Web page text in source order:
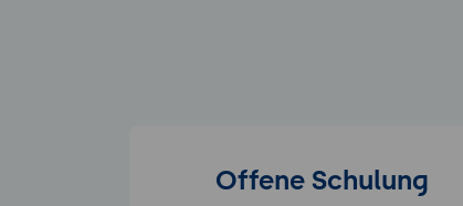
Offene Schulung